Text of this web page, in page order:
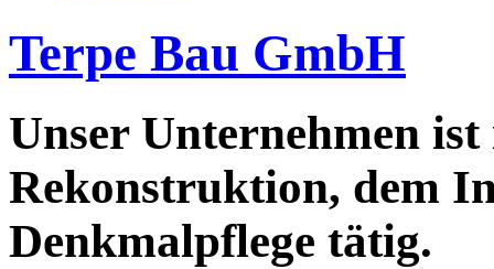
Terpe Bau GmbH
Unser Unternehmen
Rekonstruktion, dem
Denkmalpflege tätig.